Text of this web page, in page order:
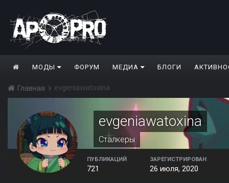
МОДЫ ФОРУМ МЕДИА БЛОГИ
Главная evgeniawatoxina
evgeniawatoxina
Сталкеры
ПУБЛИКАЦИЙ
721
ЗАРЕГИСТРИРОВАН
26 июля, 2020